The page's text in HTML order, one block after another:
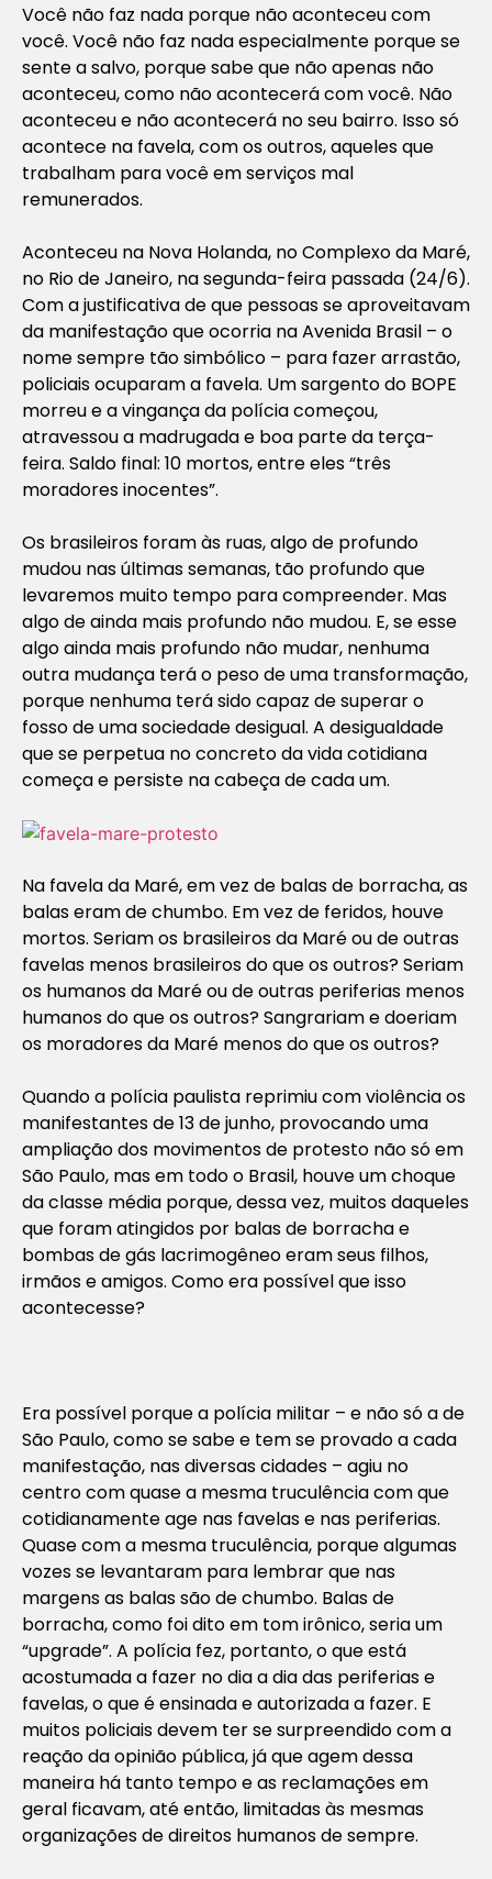
Você não faz nada porque não aconteceu com
você. Você não faz nada especialmente porque se
sente a salvo, porque sabe que não apenas não
aconteceu, como não acontecerá com você. Não
aconteceu e não acontecerá no seu bairro. Isso só
acontece na favela, com os outros, aqueles que
trabalham para você em serviços mal
remunerados.
Aconteceu na Nova Holanda, no Complexo da Maré,
no Rio de Janeiro, na segunda-feira passada (24/6).
Com a justificativa de que pessoas se aproveitavam
da manifestação que ocorria na Avenida Brasil – o
nome sempre tão simbólico – para fazer arrastão,
policiais ocuparam a favela. Um sargento do BOPE
morreu e a vingança da polícia começou,
atravessou a madrugada e boa parte da terça-
feira. Saldo final: 10 mortos, entre eles “três
moradores inocentes”.
Os brasileiros foram às ruas, algo de profundo
mudou nas últimas semanas, tão profundo que
levaremos muito tempo para compreender. Mas
algo de ainda mais profundo não mudou. E, se esse
algo ainda mais profundo não mudar, nenhuma
outra mudança terá o peso de uma transformação,
porque nenhuma terá sido capaz de superar o
fosso de uma sociedade desigual. A desigualdade
que se perpetua no concreto da vida cotidiana
começa e persiste na cabeça de cada um.
Na favela da Maré, em vez de balas de borracha, as
balas eram de chumbo. Em vez de feridos, houve
mortos. Seriam os brasileiros da Maré ou de outras
favelas menos brasileiros do que os outros? Seriam
os humanos da Maré ou de outras periferias menos
humanos do que os outros? Sangrariam e doeriam
os moradores da Maré menos do que os outros?
Quando a polícia paulista reprimiu com violência os
manifestantes de 13 de junho, provocando uma
ampliação dos movimentos de protesto não só em
São Paulo, mas em todo o Brasil, houve um choque
da classe média porque, dessa vez, muitos daqueles
que foram atingidos por balas de borracha e
bombas de gás lacrimogêneo eram seus filhos,
irmãos e amigos. Como era possível que isso
acontecesse?
Era possível porque a polícia militar – e não só a de
São Paulo, como se sabe e tem se provado a cada
manifestação, nas diversas cidades – agiu no
centro com quase a mesma truculência com que
cotidianamente age nas favelas e nas periferias.
Quase com a mesma truculência, porque algumas
vozes se levantaram para lembrar que nas
margens as balas são de chumbo. Balas de
borracha, como foi dito em tom irônico, seria um
“upgrade”. A polícia fez, portanto, o que está
acostumada a fazer no dia a dia das periferias e
favelas, o que é ensinada e autorizada a fazer. E
muitos policiais devem ter se surpreendido com a
reação da opinião pública, já que agem dessa
maneira há tanto tempo e as reclamações em
geral ficavam, até então, limitadas às mesmas
organizações de direitos humanos de sempre.